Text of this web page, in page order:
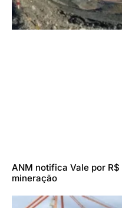
ANM notifica Vale por
mineração